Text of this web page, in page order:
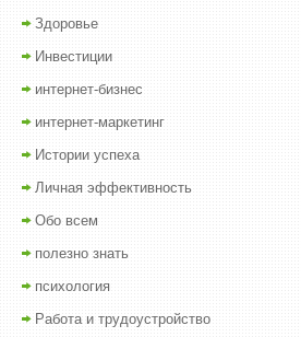
Здоровье
Инвестиции
интернет-бизнес
интернет-маркетинг
Истории успеха
Личная эффективность
Обо всем
полезно знать
психология
Работа и трудоустройство